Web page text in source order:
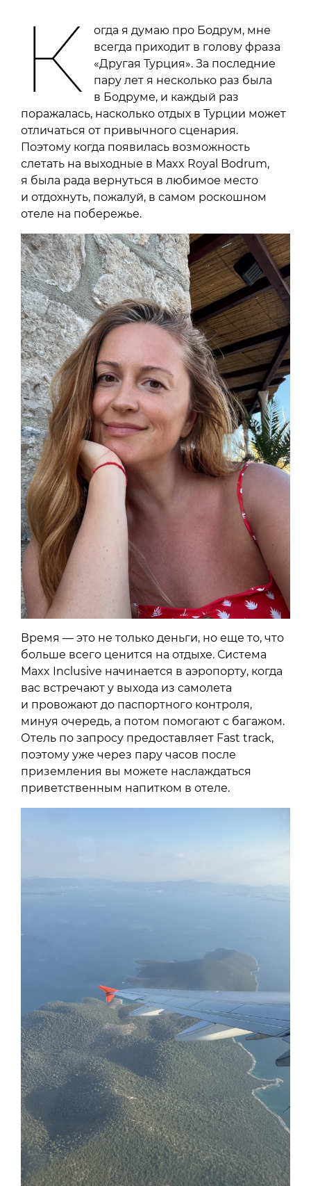
К
огда я думаю про Бодрум, мне
всегда приходит в голову фраза
«Другая Турция». За последние
пару лет я несколько раз была
в Бодруме, и каждый раз
поражалась, насколько отдых в Турции может
отличаться от привычного сценария.
Поэтому когда появилась возможность
слетать на выходные в Maxx Royal Bodrum,
я была рада вернуться в любимое место
и отдохнуть, пожалуй, в самом роскошном
отеле на побережье.
Время — это не только деньги, но еще то, что
больше всего ценится на отдыхе. Система
Maxx Inclusive начинается в аэропорту, когда
вас встречают у выхода из самолета
и провожают до паспортного контроля,
минуя очередь, а потом помогают с багажом.
Отель по запросу предоставляет Fast track,
поэтому уже через пару часов после
приземления вы можете наслаждаться
приветственным напитком в отеле.